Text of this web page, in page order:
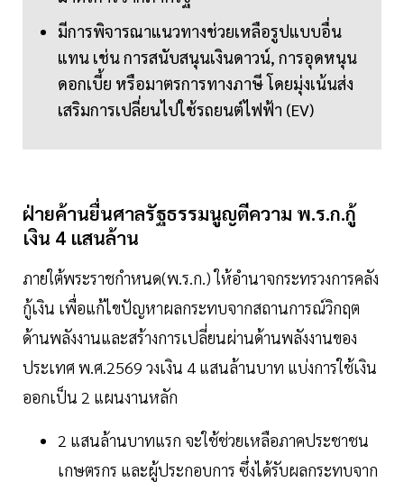
มีการพิจารณาแนวทางช่วยเหลือรูปแบบอื่น
แทน เช่น การสนับสนุนเงินดาวน์, การอุดหนุน
ดอกเบี้ย หรือมาตรการทางภาษี โดยมุ่งเน้นส่ง
เสริมการเปลี่ยนไปใช้รถยนต์ไฟฟ้า (EV)
ฝ่ายค้านยื่นศาลรัฐธรรมนูญตีความ พ.ร.ก.กู้
เงิน 4 แสนล้าน
ภายใต้พระราชกำหนด(พ.ร.ก.) ให้อำนาจกระทรวงการคลัง
กู้เงิน เพื่อแก้ไขปัญหาผลกระทบจากสถานการณ์วิกฤต
ด้านพลังงานและสร้างการเปลี่ยนผ่านด้านพลังงานของ
ประเทศ พ.ศ.2569 วงเงิน 4 แสนล้านบาท แบ่งการใช้เงิน
ออกเป็น 2 แผนงานหลัก
2 แสนล้านบาทแรก จะใช้ช่วยเหลือภาคประชาชน
เกษตรกร และผู้ประกอบการ ซึ่งได้รับผลกระทบจาก